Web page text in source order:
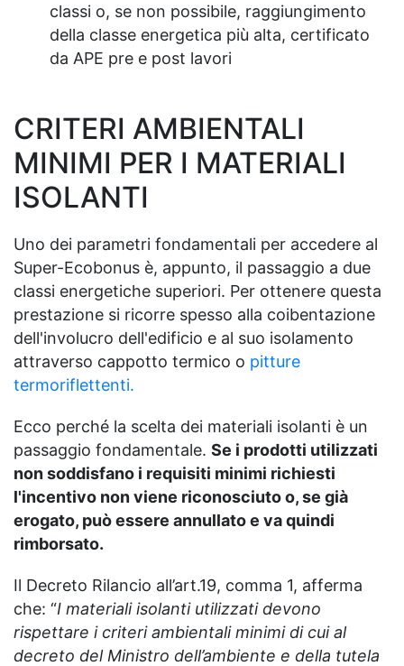
classi o, se non possibile, raggiungimento
della classe energetica più alta, certificato
da APE pre e post lavori
CRITERI AMBIENTALI
MINIMI PER I MATERIALI
ISOLANTI
Uno dei parametri fondamentali per accedere al
Super-Ecobonus è, appunto, il passaggio a due
classi energetiche superiori. Per ottenere questa
prestazione si ricorre spesso alla coibentazione
dell'involucro dell'edificio e al suo isolamento
attraverso cappotto termico o pitture
termoriflettenti.
Ecco perché la scelta dei materiali isolanti è un
passaggio fondamentale. Se i prodotti utilizzati
non soddisfano i requisiti minimi richiesti
l'incentivo non viene riconosciuto o, se già
erogato, può essere annullato e va quindi
rimborsato.
Il Decreto Rilancio all’art.19, comma 1, afferma
che: “I materiali isolanti utilizzati devono
rispettare i criteri ambientali minimi di cui al
decreto del Ministro dell’ambiente e della tutela